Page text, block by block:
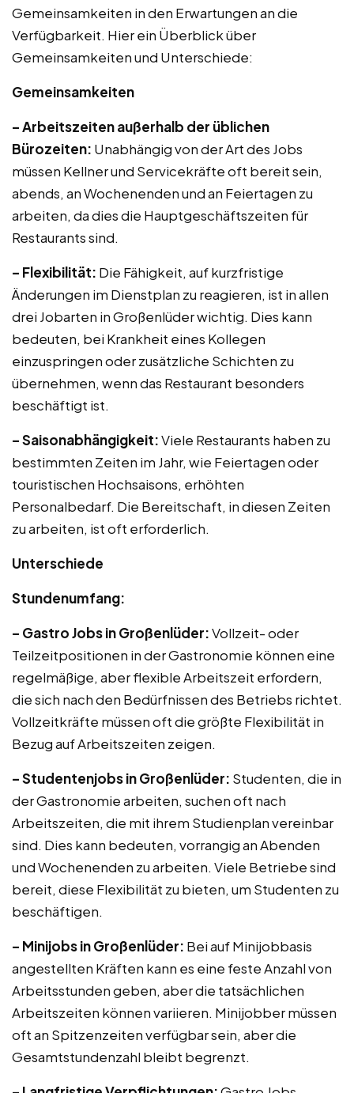
Gemeinsamkeiten in den Erwartungen an die
Verfügbarkeit. Hier ein Überblick über
Gemeinsamkeiten und Unterschiede:
Gemeinsamkeiten
– Arbeitszeiten außerhalb der üblichen
Bürozeiten: Unabhängig von der Art des Jobs
müssen Kellner und Servicekräfte oft bereit sein,
abends, an Wochenenden und an Feiertagen zu
arbeiten, da dies die Hauptgeschäftszeiten für
Restaurants sind.
– Flexibilität: Die Fähigkeit, auf kurzfristige
Änderungen im Dienstplan zu reagieren, ist in allen
drei Jobarten in Großenlüder wichtig. Dies kann
bedeuten, bei Krankheit eines Kollegen
einzuspringen oder zusätzliche Schichten zu
übernehmen, wenn das Restaurant besonders
beschäftigt ist.
– Saisonabhängigkeit:Viele Restaurants haben zu
bestimmten Zeiten im Jahr, wie Feiertagen oder
touristischen Hochsaisons, erhöhten
Personalbedarf. Die Bereitschaft, in diesen Zeiten
zu arbeiten, ist oft erforderlich.
Unterschiede
Stundenumfang:
– Gastro Jobs in Großenlüder:Vollzeit- oder
Teilzeitpositionen in der Gastronomie können eine
regelmäßige, aber flexible Arbeitszeit erfordern,
die sich nach den Bedürfnissen des Betriebs richtet.
Vollzeitkräfte müssen oft die größte Flexibilität in
Bezug auf Arbeitszeiten zeigen.
– Studentenjobs in Großenlüder: Studenten, die in
der Gastronomie arbeiten, suchen oft nach
Arbeitszeiten, die mit ihrem Studienplan vereinbar
sind. Dies kann bedeuten, vorrangig an Abenden
und Wochenenden zu arbeiten. Viele Betriebe sind
bereit, diese Flexibilität zu bieten, um Studenten zu
beschäftigen.
– Minijobs in Großenlüder: Bei auf Minijobbasis
angestellten Kräften kann es eine feste Anzahl von
Arbeitsstunden geben, aber die tatsächlichen
Arbeitszeiten können variieren. Minijobber müssen
oft an Spitzenzeiten verfügbar sein, aber die
Gesamtstundenzahl bleibt begrenzt.